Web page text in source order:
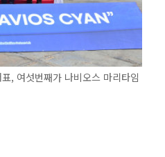
, 여섯번째가 나비오스 마리타임